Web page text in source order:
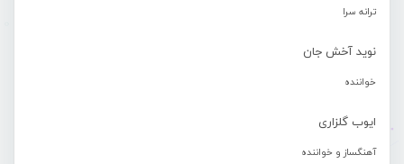
ترانه سرا
نوید آخش جان
خواننده
ایوب گلزاری
آهنگساز و خواننده